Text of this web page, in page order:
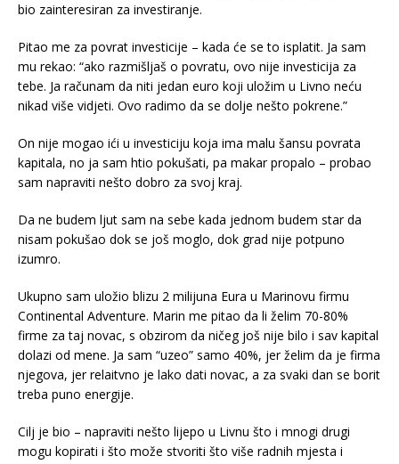
bio zainteresiran za investiranje.
Pitao me za povrat investicije – kada će se to isplatit. Ja sam
mu rekao: “ako razmišljaš o povratu, ovo nije investicija za
tebe. Ja računam da niti jedan euro koji uložim u Livno neću
nikad više vidjeti. Ovo radimo da se dolje nešto pokrene.”
On nije mogao ići u investiciju koja ima malu šansu povrata
kapitala, no ja sam htio pokušati, pa makar propalo – probao
sam napraviti nešto dobro za svoj kraj.
Da ne budem ljut sam na sebe kada jednom budem star da
nisam pokušao dok se još moglo, dok grad nije potpuno
izumro.
Ukupno sam uložio blizu 2 milijuna Eura u Marinovu firmu
Continental Adventure. Marin me pitao da li želim 70-80%
firme za taj novac, s obzirom da ničeg još nije bilo i sav kapital
dolazi od mene. Ja sam “uzeo” samo 40%, jer želim da je firma
njegova, jer relaitvno je lako dati novac, a za svaki dan se borit
treba puno energije.
Cilj je bio – napraviti nešto lijepo u Livnu što i mnogi drugi
mogu kopirati i što može stvoriti što više radnih mjesta i